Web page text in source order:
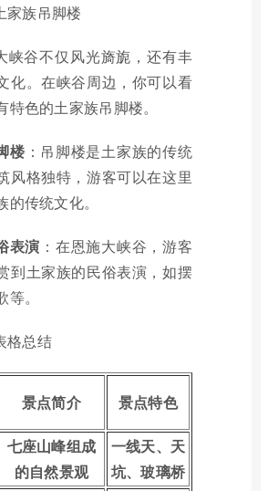
家族吊脚楼
峡谷不仅风光旖旎，还有丰
化。在峡谷周边，你可以看
特色的土家族吊脚楼。
楼 ：吊脚楼是土家族的传统
风格独特，游客可以在这里
的传统文化。
表演 ：在恩施大峡谷，游客
到土家族的民俗表演，如摆
。
格总结
景点简介 景点特色
七座山峰组成
的自然景观
一线天、天
坑、玻璃桥